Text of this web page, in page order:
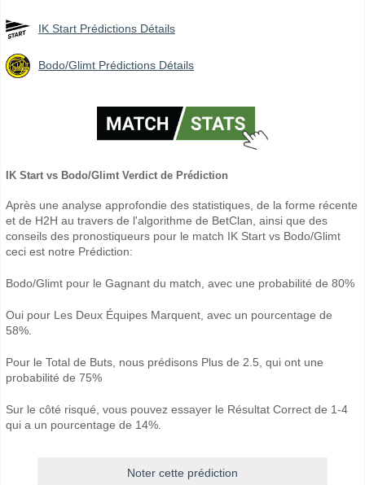
IK Start Prédictions Détails
Bodo/Glimt Prédictions Détails
IK Start vs Bodo/Glimt Verdict de Prédiction
Après une analyse approfondie des statistiques, de la forme récente
et de H2H au travers de l'algorithme de BetClan, ainsi que des
conseils des pronostiqueurs pour le match IK Start vs Bodo/Glimt
ceci est notre Prédiction:
Bodo/Glimt pour le Gagnant du match, avec une probabilité de 80%
Oui pour Les Deux Équipes Marquent, avec un pourcentage de
58%.
Pour le Total de Buts, nous prédisons Plus de 2.5, qui ont une
probabilité de 75%
Sur le côté risqué, vous pouvez essayer le Résultat Correct de 1-4
qui a un pourcentage de 14%.
Noter cette prédiction